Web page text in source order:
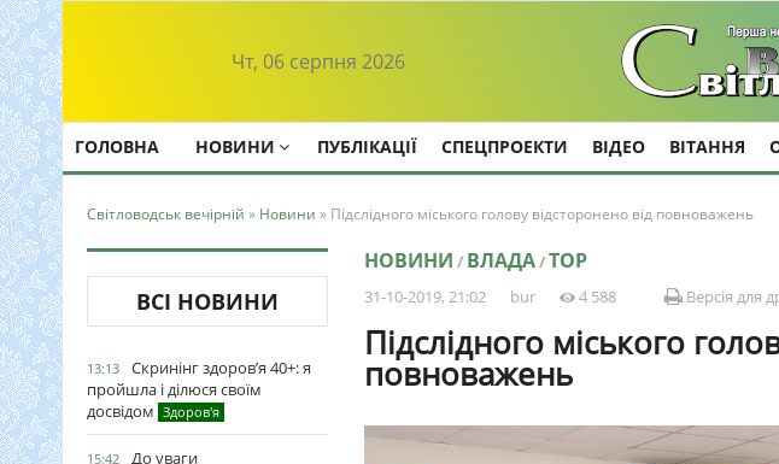
Чт, 06 серпня 2026
ГОЛОВНА НОВИНИ ПУБЛІКАЦІЇ СПЕЦПРОЕКТИ ВІДЕО ВІТАННЯ
Світловодськ вечірній » Новини » Підслідного міського голову відсторонено від повноважень
ВСІ НОВИНИ
13:13
Скринінг здоров’я 40+: я
пройшла і ділюся своїм
досвідом Здоров'я
15:42
До уваги
НОВИНИ / ВЛАДА/TOP
31-10-2019, 21:02 bur 4 588 Версія для
Підслідного міського
повноважень